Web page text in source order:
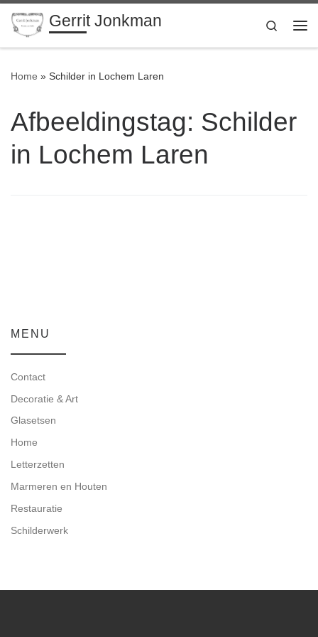
Ga naar inhoud
Gerrit Jonkman
Search
Home » Schilder in Lochem Laren
Afbeeldingstag: Schilder
in Lochem Laren
MENU
Contact
Decoratie & Art
Glasetsen
Home
Letterzetten
Marmeren en Houten
Restauratie
Schilderwerk